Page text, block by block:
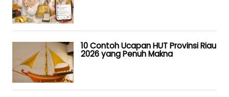
10 Contoh Ucapan HUT Provinsi Riau
2026 yang Penuh Makna